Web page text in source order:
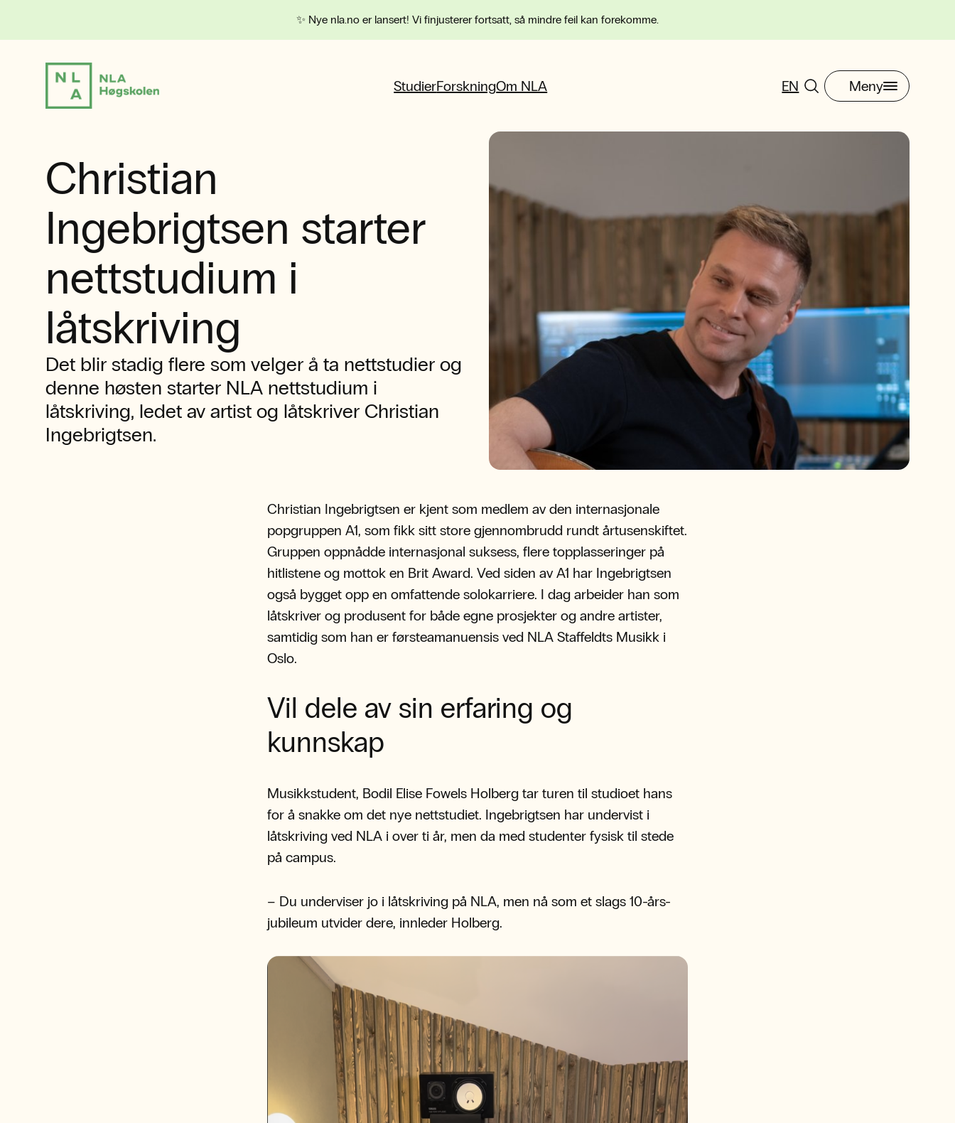
✨ Nye nla.no er lansert! Vi finjusterer fortsatt, så mindre feil kan forekomme.
StudierForskningOm NLA EN Meny
Christian
Ingebrigtsen starter
nettstudium i
låtskriving
Det blir stadig flere som velger å ta nettstudier og
denne høsten starter NLA nettstudium i
låtskriving, ledet av artist og låtskriver Christian
Ingebrigtsen.
Christian Ingebrigtsen er kjent som medlem av den internasjonale
popgruppen A1, som fikk sitt store gjennombrudd rundt årtusenskiftet.
Gruppen oppnådde internasjonal suksess, flere topplasseringer på
hitlistene og mottok en Brit Award. Ved siden av A1 har Ingebrigtsen
også bygget opp en omfattende solokarriere. I dag arbeider han som
låtskriver og produsent for både egne prosjekter og andre artister,
samtidig som han er førsteamanuensis ved NLA Staffeldts Musikk i
Oslo.
Vil dele av sin erfaring og
kunnskap
Musikkstudent, Bodil Elise Fowels Holberg tar turen til studioet hans
for å snakke om det nye nettstudiet. Ingebrigtsen har undervist i
låtskriving ved NLA i over ti år, men da med studenter fysisk til stede
på campus.
– Du underviser jo i låtskriving på NLA, men nå som et slags 10-års-
jubileum utvider dere, innleder Holberg.